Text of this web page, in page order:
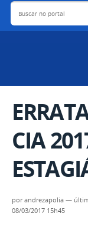
Buscar no portal
CIA
porandrezapolia —
08/03/2017 15h45